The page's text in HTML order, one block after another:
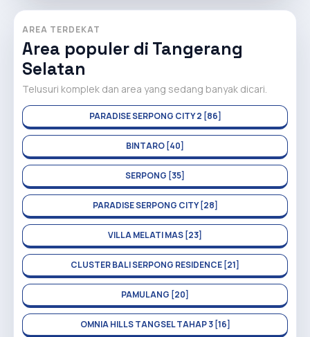
AREA TERDEKAT
Area populer di Tangerang
Selatan
Telusuri komplek dan area yang sedang banyak dicari.
PARADISE SERPONG CITY 2 [86]
BINTARO [40]
SERPONG [35]
PARADISE SERPONG CITY [28]
VILLA MELATI MAS [23]
CLUSTER BALI SERPONG RESIDENCE [21]
PAMULANG [20]
OMNIA HILLS TANGSEL TAHAP 3 [16]